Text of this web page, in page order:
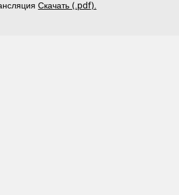
Скачать (.pdf).